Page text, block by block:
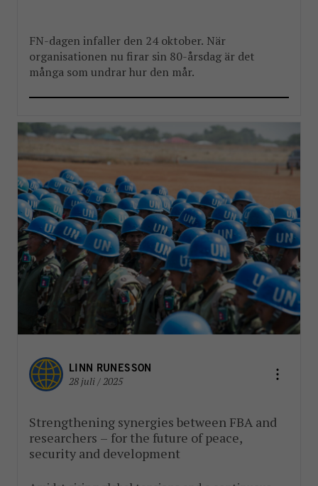
FN-dagen infaller den 24 oktober. När
organisationen nu firar sin 80-årsdag är det
många som undrar hur den mår.
LINN RUNESSON
28 juli / 2025
Strengthening synergies between FBA and
researchers – for the future of peace,
security and development